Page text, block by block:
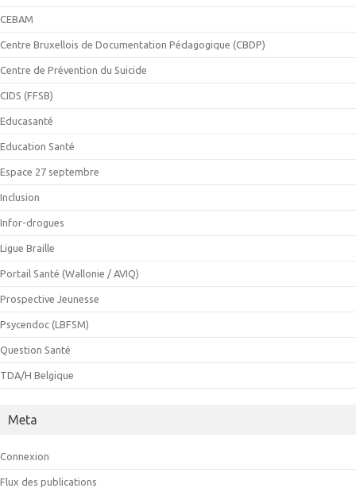
CEBAM
Centre Bruxellois de Documentation Pédagogique (CBDP)
Centre de Prévention du Suicide
CIDS (FFSB)
Educasanté
Education Santé
Espace 27 septembre
Inclusion
Infor-drogues
Ligue Braille
Portail Santé (Wallonie / AVIQ)
Prospective Jeunesse
Psycendoc (LBFSM)
Question Santé
TDA/H Belgique
Meta
Connexion
Flux des publications